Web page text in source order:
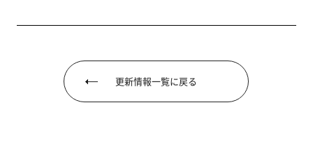
更新情報一覧に戻る